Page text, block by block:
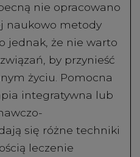
nie opracowano
naukowo metody
jednak, że nie warto
by przynieść
życiu. Pomocna
integratywna lub
się różne techniki
leczenie